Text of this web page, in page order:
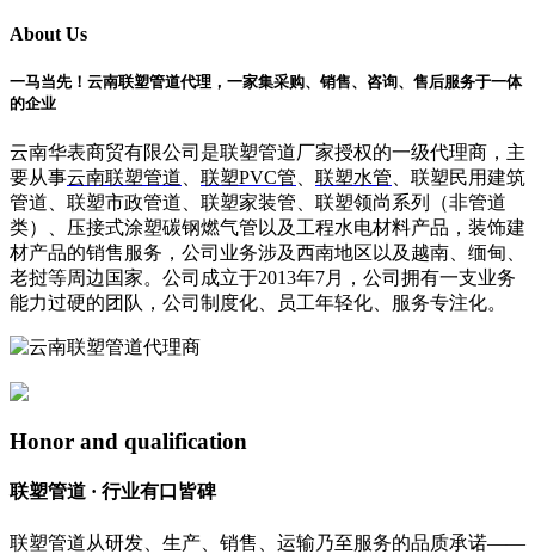
About Us
一马当先！云南联塑管道代理，一家集采购、销售、咨询、售后服务于一体
的企业
云南华表商贸有限公司是联塑管道厂家授权的一级代理商，主
要从事云南联塑管道 联塑PVC管 联塑水管 、联塑民用建筑
管道、联塑市政管道、联塑家装管、联塑领尚系列（非管道
类）、压接式涂塑碳钢燃气管以及工程水电材料产品，装饰建
材产品的销售服务，公司业务涉及西南地区以及越南、缅甸、
老挝等周边国家。公司成立于2013年7月，公司拥有一支业务
能力过硬的团队，公司制度化、员工年轻化、服务专注化。
Honor and qualification
联塑管道 · 行业有口皆碑
联塑管道从研发、生产、销售、运输乃至服务的品质承诺——